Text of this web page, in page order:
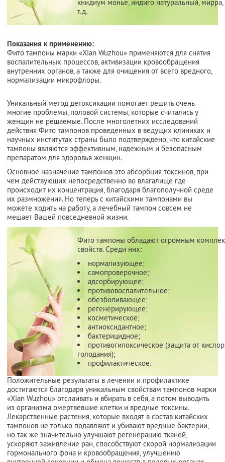
книдиум монье, индиго натуральный,
т.д.
Показания к применению:
Фито тампоны марки «Xian Wuzhou» применяются для снятия
воспалительных процессов, активизации кровообращения
внутренних органов, а также для очищения от всего вредного,
нормализации микрофлоры.
Уникальный метод детоксикации помогает решить очень
многие проблемы, половой системы, которые считались у
женщин не решаемые. После многолетних исследований
действия Фито тампонов проведенных в ведущих клиниках и
научных институтах страны было подтверждено, что китайские
тампоны являются эффективным, надежным и безопасным
препаратом для здоровья женщин.
Основное назначение тампонов это абсорбция токсинов, при
чем действующих непосредственно во влагалище где
происходит их концентрация, благодаря благополучной среде
их размножения. Но теперь с китайскими тампонами вы
можете ходить на работу, а лечебный тампон совсем не
мешает Вашей повседневной жизни.
Фито тампоны обладают огромным
свойств. Среди них:
нормализующее;
самопроверочное;
адсорбирующее;
противовоспалительное;
обезболивающее;
регенерирующее;
косметическое;
антиоксидантное;
бактерицидное;
противогипоксическое (защита от
голодания);
профилактическое.
Положительные результаты в лечении и профилактике
достигаются благодаря уникальным свойствам тампонов марки
«Xian Wuzhou» отслаивать и вбирать в себя, а потом выводить
из организма омертвевшие клетки и вредные токсины.
Лекарственные растения, которые входят в состав китайских
тампонов не только подавляют и убивают вредные бактерии,
но так же значительно улучшают регенерацию тканей,
ускоряют заживление ран, способствуют скорой нормализации
гормонального фона и кровообращения, улучшению